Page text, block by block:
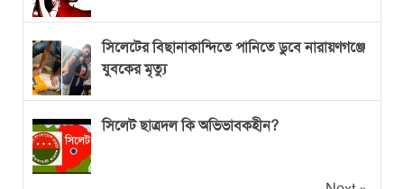
সিলেটের বিছানাকান্দিতে পানিতে ডুবে নারায়ণগঞ্জে
যুবকের মৃত্যু
সিলেট ছাত্রদল কি অভিভাবকহীন?